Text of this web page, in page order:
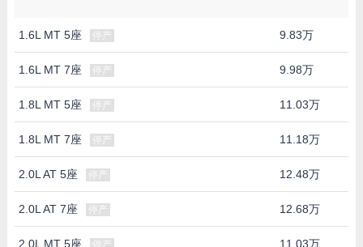
1.6L MT 5座 停产 9.83万
1.6L MT 7座 停产 9.98万
1.8L MT 5座 停产 11.03万
1.8L MT 7座 停产 11.18万
2.0L AT 5座 停产 12.48万
2.0L AT 7座 停产 12.68万
2.0L MT 5座 停产 11.03万